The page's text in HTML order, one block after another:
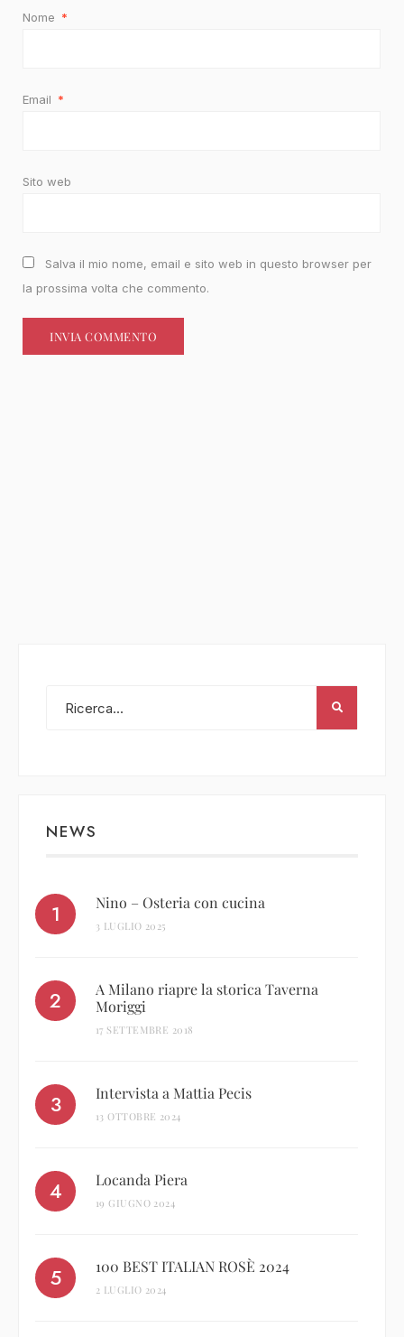
Nome *
Email *
Sito web
Salva il mio nome, email e sito web in questo browser per
la prossima volta che commento.
NEWS
Nino – Osteria con cucina
3 LUGLIO 2025
A Milano riapre la storica Taverna
Moriggi
17 SETTEMBRE 2018
Intervista a Mattia Pecis
13 OTTOBRE 2024
Locanda Piera
19 GIUGNO 2024
100 BEST ITALIAN ROSÈ 2024
2 LUGLIO 2024